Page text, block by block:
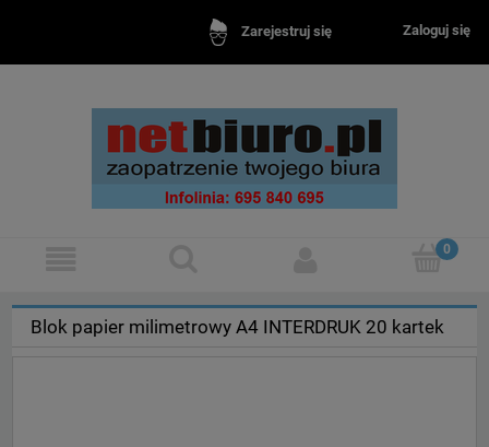
Zarejestruj się Zaloguj się
Blok papier milimetrowy A4 INTERDRUK 20 kartek